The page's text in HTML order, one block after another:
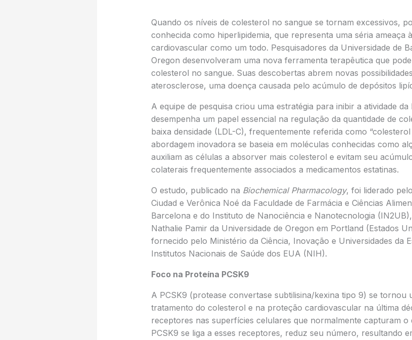
Quando os níveis de colesterol no sangue se tornam excessivos,
conhecida como hiperlipidemia, que representa uma séria ameaça
cardiovascular como um todo. Pesquisadores da Universidade de
Oregon desenvolveram uma nova ferramenta terapêutica que
colesterol no sangue. Suas descobertas abrem novas
aterosclerose, uma doença causada pelo acúmulo de depósitos
A equipe de pesquisa criou uma estratégia para inibir a atividade
desempenha um papel essencial na regulação da quantidade de
baixa densidade (LDL-C), frequentemente referida como
abordagem inovadora se baseia em moléculas conhecidas como
auxiliam as células a absorver mais colesterol e evitam seu
colaterais frequentemente associados a medicamentos estatinas.
O estudo, publicado na Biochemical Pharmacology, foi liderado
Ciudad e Verônica Noé da Faculdade de Farmácia e Ciências
Barcelona e do Instituto de Nanociência e Nanotecnologia
Nathalie Pamir da Universidade de Oregon em Portland (Estados
fornecido pelo Ministério da Ciência, Inovação e Universidades da
Institutos Nacionais de Saúde dos EUA (NIH).
Foco na Proteína PCSK9
A PCSK9 (protease convertase subtilisina/kexina tipo 9) se tornou
tratamento do colesterol e na proteção cardiovascular na última
receptores nas superfícies celulares que normalmente capturam o
PCSK9 se liga a esses receptores, reduz seu número, resultando